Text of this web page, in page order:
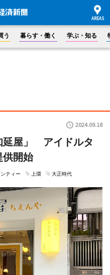
う 暮らす・働く 学ぶ・知る
2024.09.18
延屋」 アイドルタ
供開始
ティー 上環 大正時代